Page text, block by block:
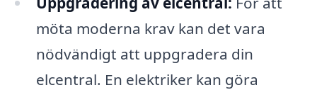
möta moderna krav kan det vara
nödvändigt att uppgradera din
elcentral. En elektriker kan göra